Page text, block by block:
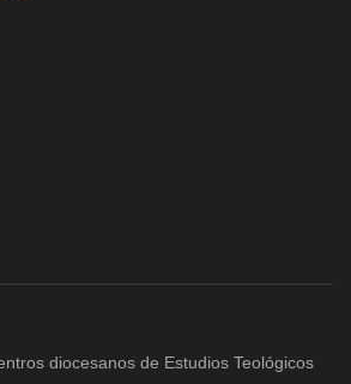
diocesanos de Estudios Teológicos